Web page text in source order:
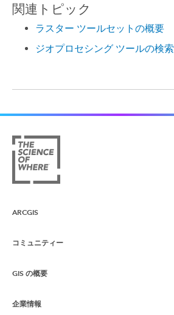
関連トピック
ラスター ツールセットの概要
ジオプロセシング ツールの検索
ARCGIS
ArcGIS の概要
マッピング
コミュニティー
Esri Community
ArcGIS ブログ
GIS の概要
GIS とは
企業情報